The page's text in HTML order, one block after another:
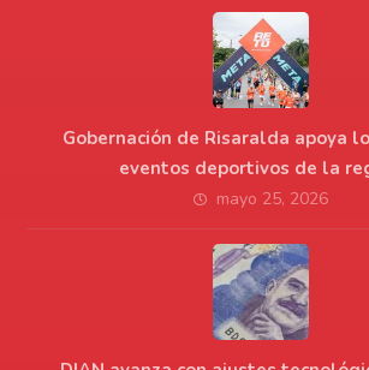
Gobernación de Risaralda apoya
eventos deportivos de la
mayo 25, 2026